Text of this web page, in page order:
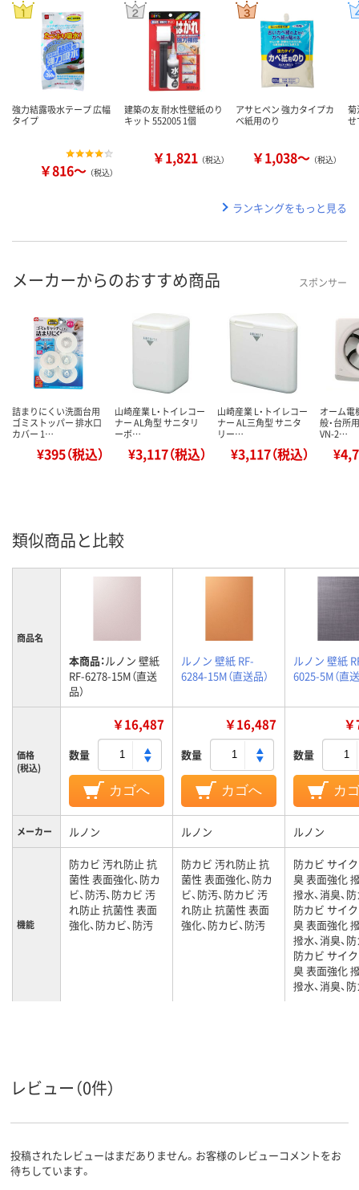
強力結露吸水テープ 広幅
タイプ
￥816～ （税込）
建築の友 耐水性壁紙のり
キット 552005 1個
￥1,821 （税込）
アサヒペン 強力タイプカ
ベ紙用のり
￥1,038～ （税込）
菊
せ
ランキングをもっと見る
メーカーからのおすすめ商品 スポンサー
詰まりにくい洗面台用
ゴミストッパー 排水口
カバー 1…
¥395（税込）
山崎産業 L・トイレコー
ナー AL角型 サニタリ
ーボ…
¥3,117（税込）
山崎産業 L・トイレコー
ナー AL三角型 サニタ
リー…
¥3,117（税込）
オーム電
般・台所
VN-2…
類似商品と比較
商品名
本商品：ルノン 壁紙
RF-6278-15M（直送
品）
ルノン 壁紙 RF-
6284-15M（直送品）
ルノン 壁紙
6025-5M（直
価格
(税込)
￥16,487
数量
カゴへ
￥16,487
数量
カゴへ
数量
カ
メーカー ルノン ルノン ルノン
機能
防カビ 汚れ防止 抗
菌性 表面強化、防カ
ビ、防汚、防カビ 汚
れ防止 抗菌性 表面
強化、防カビ、防汚
防カビ 汚れ防止 抗
菌性 表面強化、防カ
ビ、防汚、防カビ 汚
れ防止 抗菌性 表面
強化、防カビ、防汚
防カビ サイ
臭 表面強化
撥水、消臭、
防カビ サイ
臭 表面強化
撥水、消臭、
防カビ サイ
臭 表面強化
撥水、消臭、
レビュー（0件）
投稿されたレビューはまだありません。お客様のレビューコメントをお
待ちしています。